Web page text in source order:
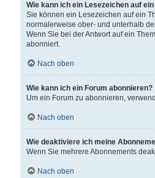
Wie kann ich ein Lesezeichen auf
Sie können ein Lesezeichen auf ein
normalerweise ober- und unterhalb
Wenn Sie bei der Antwort auf ein
abonniert.
Nach oben
Wie kann ich ein Forum abonnieren?
Um ein Forum zu abonnieren,
Nach oben
Wie deaktiviere ich meine
Wenn Sie mehrere Abonnements
Nach oben